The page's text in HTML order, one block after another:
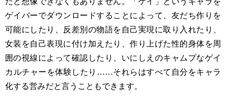
ゲイバーでダウンロードすることによって、友だち作りを
可能にしたり、反差別の物語を自己実現に取り入れたり、
女装を自己表現に付け加えたり、作り上げた性的身体を周
囲の視線によって確認したり、いにしえのキャムプなゲイ
カルチャーを体験したり ……それらはすべて自分をキャラ
化する営みだと言うこともできます。